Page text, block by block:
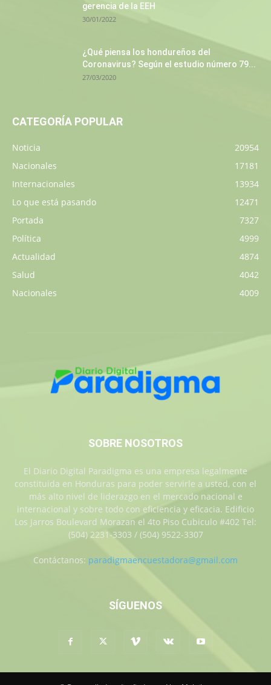
gerencia de la EEH
30/01/2022
¿Qué piensa los hondureños del
Coronavirus? Según el estudio número 79...
27/03/2020
CATEGORÍA POPULAR
Noticia
20954
Nacionales
17181
Internacionales
13934
Lo que está pasando
12471
Portada
7327
Política
4999
Actualidad
4874
Salud
4042
Nacionales
4009
SOBRE NOSOTROS
El Diario Digital Paradigma es una empresa legalmente
constituida en Honduras para poder servirle a usted, con el
más alto nivel de liderazgo en el mercado nacional e
internacional y sobre todo con eficiencia y eficacia. Edificio
Los Jarros Boulevard Morazan el 4to Piso Cubiculo #402 Tel:
(504) 2231-3303 / (504) 9522-3307
Contáctanos: paradigmaencuestadora@gmail.com
SÍGUENOS